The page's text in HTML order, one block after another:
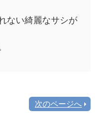
ない綺麗なサシが
次のページへ